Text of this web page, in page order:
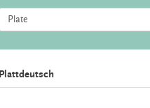
Plattdeutsch